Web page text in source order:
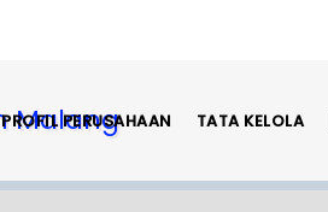
PROFIL PERUSAHAAN TATA KELOLA